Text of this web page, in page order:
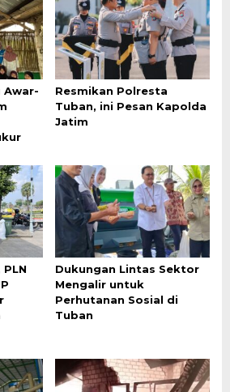
Awar-
Resmikan Polresta
Tuban, ini Pesan Kapolda
Jatim
Dukungan Lintas Sektor
Mengalir untuk
Perhutanan Sosial di
Tuban